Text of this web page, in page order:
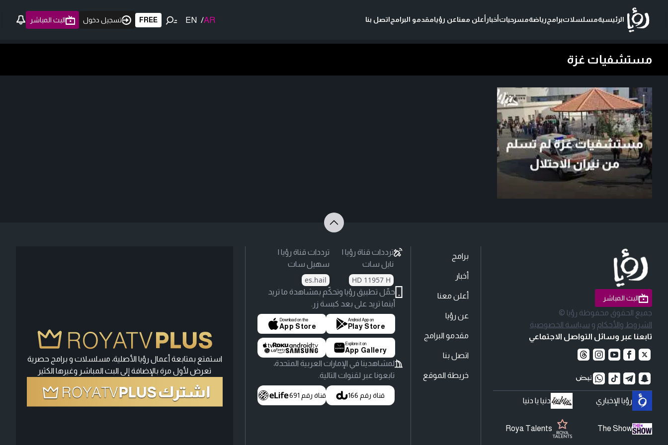
الرئيسيةمسلسلاتبرامجرياضةمسرحياتأخبارأعلن معناعن رؤيامقدمو البرامجاتصل بنا AR
/
EN
FREE تسجيل دخول البث المباشر
مستشفيات غزة
البث المباشر
جميع الحقوق محفوظة رؤيا ©
الشروط والأحكام و سياسة الخصوصية
تابعنا عبر وسائل التواصل الاجتماعي
رؤيا الإخباري دنيا يا دنيا
The Show
Roya Talents
برامج
أخبار
أعلن معنا
عن رؤيا
مقدمو البرامج
اتصل بنا
خريطة الموقع
ترددات قناة رؤيا |
نايل سات
HD 11957 H
ترددات قناة رؤيا |
سهيل سات
es.hail
حمّل تطبيق رؤيا وتحكّم بمشاهدة ما تريد
أينما تريد على بعد كبسة زر.
Android App on
Play Store
Download on the
App Store
Explore it on
App Gallery
لمشاهدينا في الإمارات العربية المتحدة،
تابعونا عبر لقنوات التالية.
قناة رقم 166 قناة رقم 691
استمتع بمتابعة أعمال رؤيا الأصلية، مسلسلات و برامج حصرية
تعرض لأول مرة بالإضافة إلى البث المباشر وغيرها الكثير